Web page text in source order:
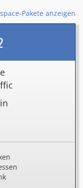
Pakete anzeigen